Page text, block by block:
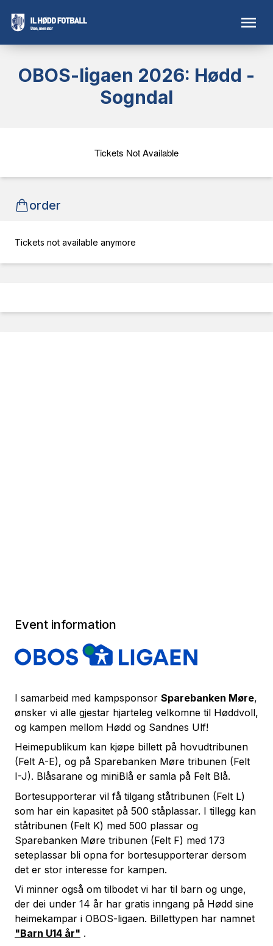
OBOS-ligaen 2026: Hødd -
Sogndal
Tickets Not Available
order
Tickets not available anymore
Event information
I samarbeid med kampsponsor Sparebanken Møre,
ønsker vi alle gjestar hjarteleg velkomne til Høddvoll,
og kampen mellom Hødd og Sandnes Ulf!
Heimepublikum kan kjøpe billett på hovudtribunen
(Felt A-E), og på Sparebanken Møre tribunen (Felt
I-J). Blåsarane og miniBlå er samla på Felt Blå.
Bortesupporterar vil få tilgang ståtribunen (Felt L)
som har ein kapasitet på 500 ståplassar. I tillegg kan
ståtribunen (Felt K) med 500 plassar og
Sparebanken Møre tribunen (Felt F) med 173
seteplassar bli opna for bortesupporterar dersom
det er stor interesse for kampen.
Vi minner også om tilbodet vi har til barn og unge,
der dei under 14 år har gratis inngang på Hødd sine
heimekampar i OBOS-ligaen. Billettypen har namnet
"Barn U14 år" .